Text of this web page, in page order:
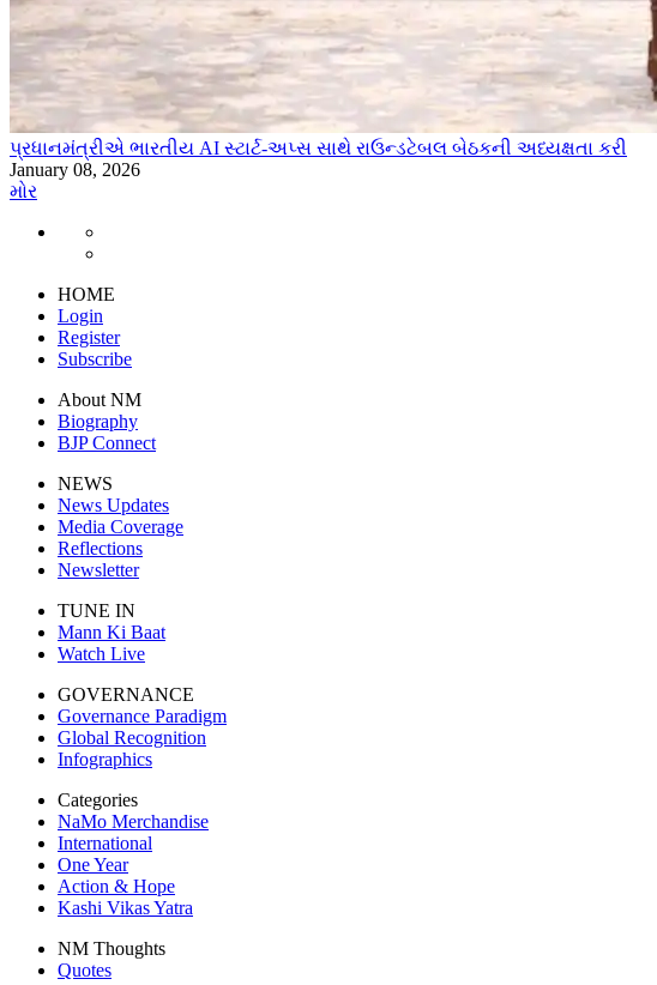
પ્રધાનમંત્રીએ ભારતીય AI સ્ટાર્ટ-અપ્સ સાથે રાઉન્ડટેબલ બેઠકની અધ્યક્ષતા કરી
January 08, 2026
મોર
HOME
Login
Register
Subscribe
About NM
Biography
BJP Connect
NEWS
News Updates
Media Coverage
Reflections
Newsletter
TUNE IN
Mann Ki Baat
Watch Live
GOVERNANCE
Governance Paradigm
Global Recognition
Infographics
Categories
NaMo Merchandise
International
One Year
Action & Hope
Kashi Vikas Yatra
NM Thoughts
Quotes